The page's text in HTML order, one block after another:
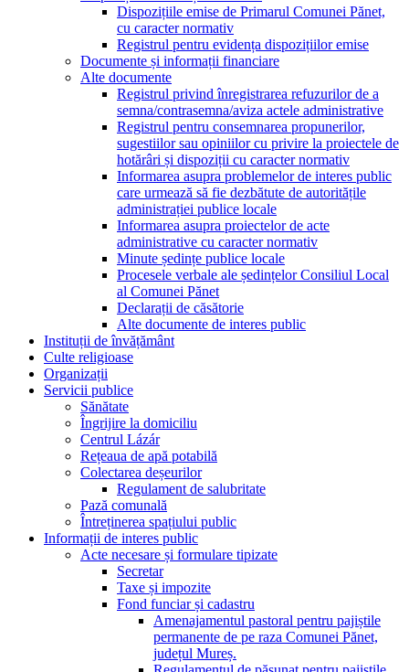
Dispozițiile emise de Primarul Comunei Pănet,
cu caracter normativ
Registrul pentru evidența dispozițiilor emise
Documente și informații financiare
Alte documente
Registrul privind înregistrarea refuzurilor de a
semna/contrasemna/aviza actele administrative
Registrul pentru consemnarea propunerilor,
sugestiilor sau opiniilor cu privire la proiectele de
hotărâri și dispoziții cu caracter normativ
Informarea asupra problemelor de interes public
care urmează să fie dezbătute de autoritățile
administrației publice locale
Informarea asupra proiectelor de acte
administrative cu caracter normativ
Minute ședințe publice locale
Procesele verbale ale ședințelor Consiliul Local
al Comunei Pănet
Declarații de căsătorie
Alte documente de interes public
Instituții de învățământ
Culte religioase
Organizații
Servicii publice
Sănătate
Îngrijire la domiciliu
Centrul Lázár
Rețeaua de apă potabilă
Colectarea deșeurilor
Regulament de salubritate
Pază comunală
Întreținerea spațiului public
Informații de interes public
Acte necesare și formulare tipizate
Secretar
Taxe și impozite
Fond funciar și cadastru
Amenajamentul pastoral pentru pajiștile
permanente de pe raza Comunei Pănet,
județul Mureș.